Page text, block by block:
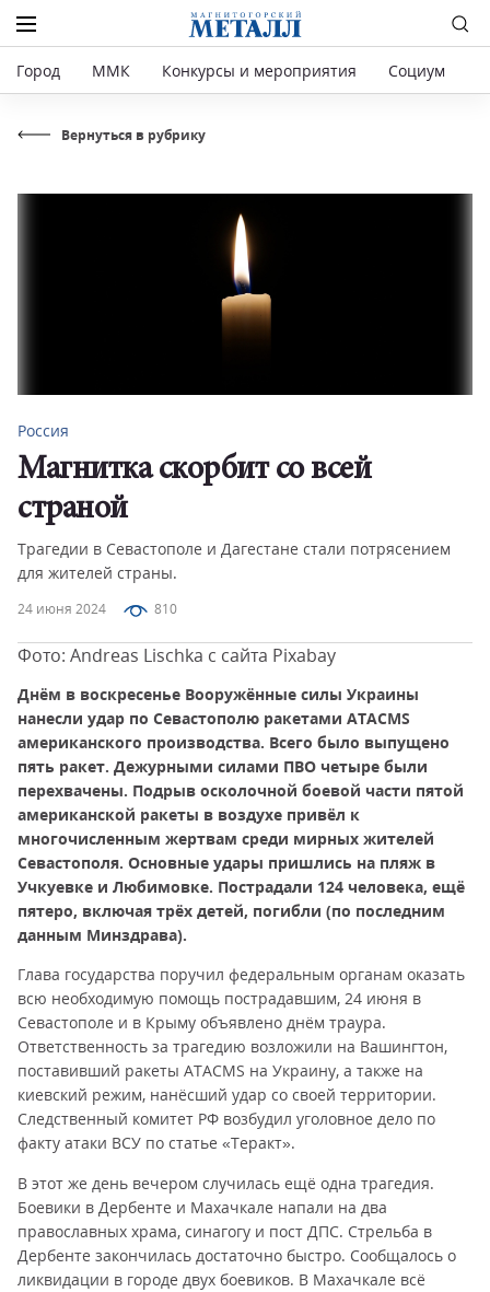
Город ММК Конкурсы и мероприятия Социум
Вернуться в рубрику
24 июня 2024 810
Россия
Магнитка скорбит со всей
страной
Трагедии в Севастополе и Дагестане стали потрясением
для жителей страны.
Фото: Andreas Lischka с сайта Pixabay
Днём в воскресенье Вооружённые силы Украины
нанесли удар по Севастополю ракетами ATACMS
американского производства. Всего было выпущено
пять ракет. Дежурными силами ПВО четыре были
перехвачены. Подрыв осколочной боевой части пятой
американской ракеты в воздухе привёл к
многочисленным жертвам среди мирных жителей
Севастополя. Основные удары пришлись на пляж в
Учкуевке и Любимовке. Пострадали 124 человека, ещё
пятеро, включая трёх детей, погибли (по последним
данным Минздрава).
Глава государства поручил федеральным органам оказать
всю необходимую помощь пострадавшим, 24 июня в
Севастополе и в Крыму объявлено днём траура.
Ответственность за трагедию возложили на Вашингтон,
поставивший ракеты ATACMS на Украину, а также на
киевский режим, нанёсший удар со своей территории.
Следственный комитет РФ возбудил уголовное дело по
факту атаки ВСУ по статье «Теракт».
В этот же день вечером случилась ещё одна трагедия.
Боевики в Дербенте и Махачкале напали на два
православных храма, синагогу и пост ДПС. Стрельба в
Дербенте закончилась достаточно быстро. Сообщалось о
ликвидации в городе двух боевиков. В Махачкале всё